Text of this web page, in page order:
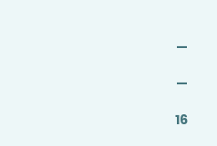
—
—
16